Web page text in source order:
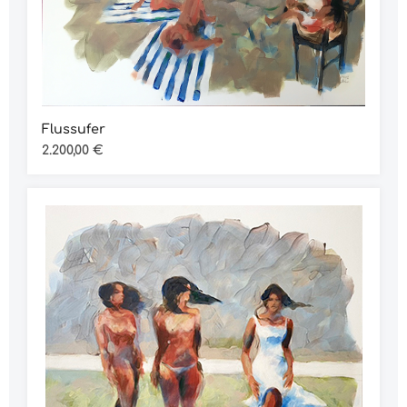
Flussufer
Regulärer Preis:
2.200,00 €